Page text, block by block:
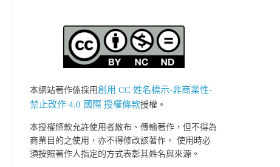
本網站著作係採用創用 CC 姓名標示-非商業性-
禁止改作 4.0 國際 授權條款授權。
本授權條款允許使用者散布、傳輸著作，但不得為
商業目的之使用，亦不得修改該著作。 使用時必
須按照著作人指定的方式表彰其姓名與來源。